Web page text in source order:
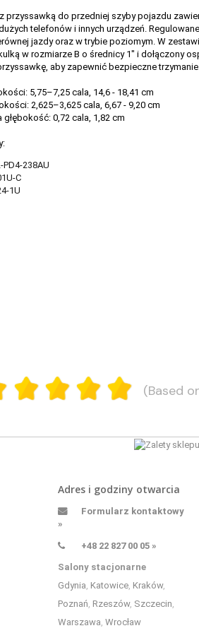
przyssawką do przedniej szyby pojazdu
telefonów i innych urządzeń.
jazdy oraz w trybie poziomym. W
w rozmiarze B o średnicy 1" i dołączony
aby zapewnić bezpieczne trzymanie.
5,75–7,25 cala, 14,6 - 18,41 cm
2,625–3,625 cala, 6,67 - 9,20 cm
głębokość: 0,72 cala, 1,82 cm
PD4-238AU
C
1U
(Based
Adres i godziny otwarcia
Formularz kontaktowy
»
+48 22 827 00 05 »
Salony stacjonarne
Gdynia, Katowice, Kraków,
Poznań, Rzeszów, Szczecin,
Warszawa, Wrocław